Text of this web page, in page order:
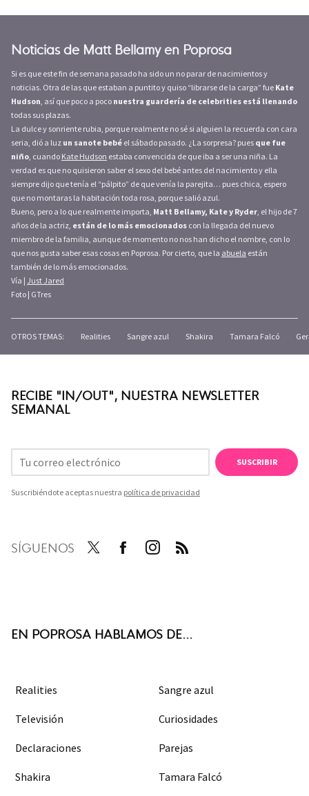
Noticias de Matt Bellamy en Poprosa
Si es que este fin de semana pasado ha sido un no parar de nacimientos y
noticias. Otra de las que estaban a puntito y quiso “librarse de la carga” fue Kate
Hudson , así que poco a poco nuestra guardería de celebrities está llenando
todas sus plazas.
La dulce y sonriente rubia, porque realmente no sé si alguien la recuerda con cara
seria, dió a luz un sanote bebé el sábado pasado. ¿La sorpresa? pues que fue
niño , cuando Kate Hudson estaba convencida de que iba a ser una niña. La
verdad es que no quisieron saber el sexo del bebé antes del nacimiento y ella
siempre dijo que tenía el “pálpito” de que venía la parejita… pues chica, espero
que no montaras la habitación toda rosa, porque salió azul.
Bueno, pero a lo que realmente importa, Matt Bellamy, Kate y Ryder , el hijo de 7
años de la actriz, están de lo más emocionados con la llegada del nuevo
miembro de la familia, aunque de momento no nos han dicho el nombre, con lo
que nos gusta saber esas cosas en Poprosa. Por cierto, que la abuela están
también de lo más emocionados.
Vía | Just Jared
Foto | GTres
OTROS TEMAS: Realities Sangre azul Shakira Tamara Falcó
RECIBE "IN/OUT", NUESTRA NEWSLETTER
SEMANAL
SUSCRIBIR
Suscribiéndote aceptas nuestra política de privacidad
SÍGUENOS
EN POPROSA HABLAMOS DE...
Realities Sangre azul
Televisión Curiosidades
Declaraciones Parejas
Shakira Tamara Falcó